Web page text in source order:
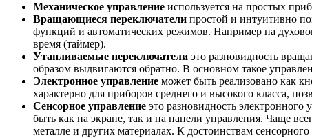
Механическое управление используется на простых
Вращающиеся переключатели простой и интуитивно
функций и автоматических режимов. Например на
время (таймер).
Утапливаемые переключатели это разновидность
образом выдвигаются обратно. В основном такое
Электронное управление может быть реализовано как
характерно для приборов среднего и высокого класса,
Сенсорное управление это разновидность
быть как на экране, так и на панели управления. Чаще
металле и других материалах. К достоинствам